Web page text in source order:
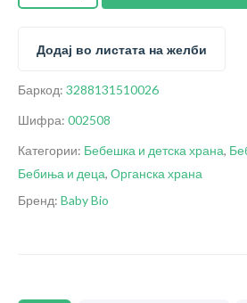
Додај во листата на желби
Баркод: 3288131510026
Шифра: 002508
Категории: Бебешка и детска храна,
Бебиња и деца, Органска храна
Бренд: Baby Bio